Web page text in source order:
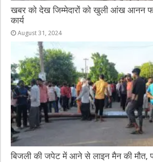
खबर को देख जिम्मेदारों को खुली आंख आनन
कार्य
August 31, 2024
बिजली की जपेट में आने से लाइन मैन की मौत,